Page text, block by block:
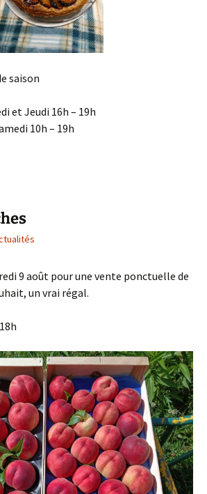
saison
et Jeudi 16h – 19h
10h – 19h
9 août pour une vente ponctuelle de
un vrai régal.